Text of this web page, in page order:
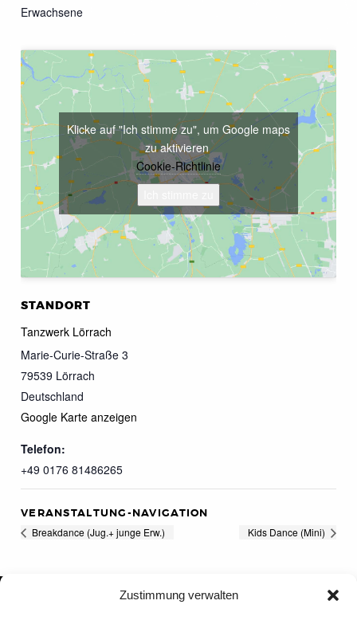
Zustimmung verwalten
Erwachsene
STANDORT
Tanzwerk Lörrach
Marie-Curie-Straße 3
79539 Lörrach
Deutschland
Google Karte anzeigen
Telefon:
+49 0176 81486265
Klicke auf "Ich stimme zu", um Google maps
zu aktivieren
Cookie-Richtlinie
VERANSTALTUNG-NAVIGATION
Breakdance (Jug.+ junge Erw.) Kids Dance (Mini)